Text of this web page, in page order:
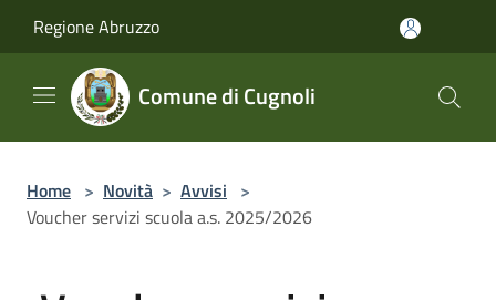
Regione Abruzzo
Comune di Cugnoli
Home > Novità > Avvisi >
Voucher servizi scuola a.s. 2025/2026